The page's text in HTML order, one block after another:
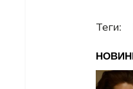
Теги: